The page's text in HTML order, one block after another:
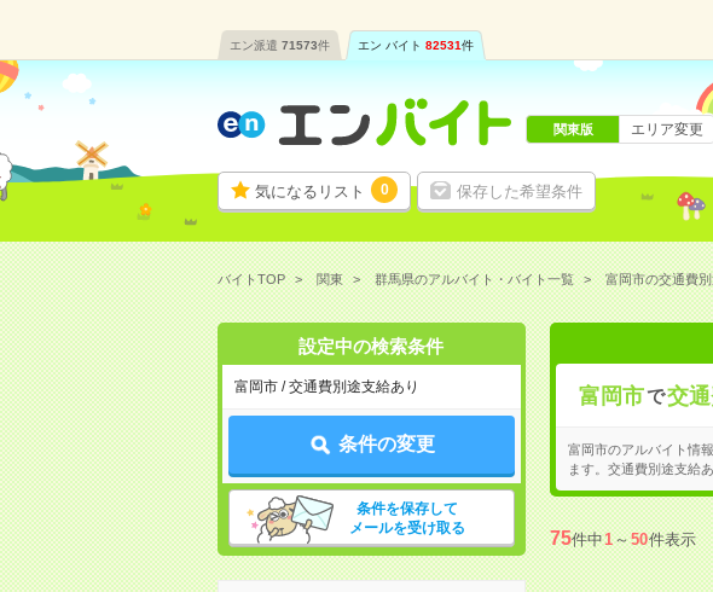
エン派遣 71573件 エン バイト 82531件
気になるリスト 0 保存した希望条件
関東版 エリア変更
バイトTOP 関東 群馬県のアルバイト・バイト一覧 富岡市の交通費
設定中の検索条件
富岡市 / 交通費別途支給あり
条件の変更
条件を保存して
メールを受け取る
富岡市で交
富岡市のアルバイト情報
ます。交通費別途支給
75件中1～50件表示